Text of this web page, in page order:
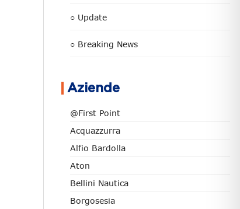
○ Update
○ Breaking News
Aziende
@First Point
Acquazzurra
Alfio Bardolla
Aton
Bellini Nautica
Borgosesia